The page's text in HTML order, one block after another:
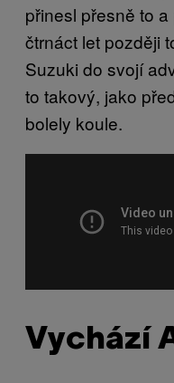
přinesl přesně to
čtrnáct let později
Suzuki do svojí
to takový, jako
bolely koule.
Vychází